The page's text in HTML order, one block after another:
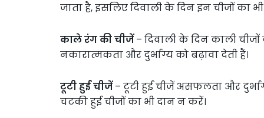
जाता है, इसलिए दिवाली के दिन इन चीजों का
काले रंग की चीजें– दिवाली के दिन काली
नकारात्मकता और दुर्भाग्य को बढ़ावा देती हैं।
टूटी हुई चीजें– टूटी हुई चीजें असफलता और
चटकी हुई चीजों का भी दान न करें।